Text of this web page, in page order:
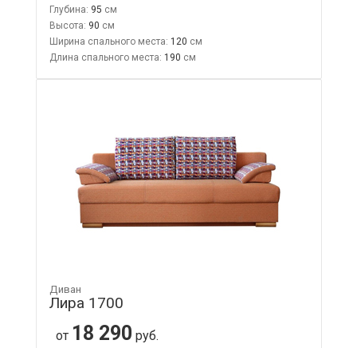
Глубина: 95
Высота: 90
Ширина спального места: 120
Длина спального места: 190
Диван
Лира 1700
от 18 290 руб.